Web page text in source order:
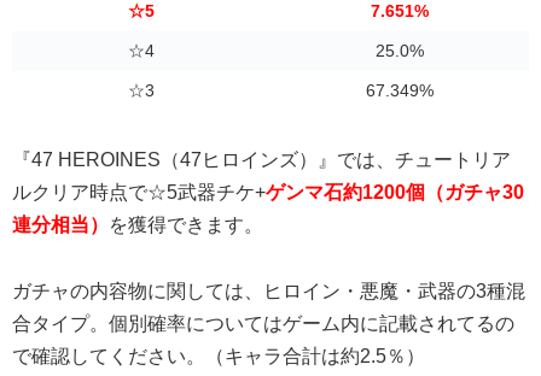
☆5 7.651%
☆4 25.0%
☆3 67.349%
『47 HEROINES（47ヒロインズ）』では、チュートリア
ルクリア時点で☆5武器チケ+ゲンマ石約1200個（ガチャ30
連分相当）
を獲得できます。
ガチャの内容物に関しては、ヒロイン・悪魔・武器の3種混
合タイプ。個別確率についてはゲーム内に記載されてるの
で確認してください。（キャラ合計は約2.5％）